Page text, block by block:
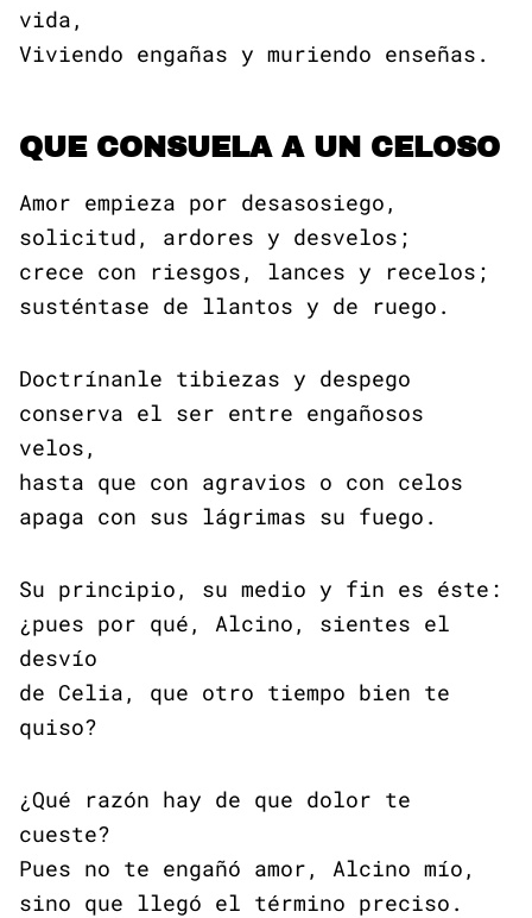
vida,
Viviendo engañas y muriendo enseñas.
QUE CONSUELA A UN CELOSO
Amor empieza por desasosiego,
solicitud, ardores y desvelos;
crece con riesgos, lances y recelos;
susténtase de llantos y de ruego.
Doctrínanle tibiezas y despego
conserva el ser entre engañosos
velos,
hasta que con agravios o con celos
apaga con sus lágrimas su fuego.
Su principio, su medio y fin es éste:
¿pues por qué, Alcino, sientes el
desvío
de Celia, que otro tiempo bien te
quiso?
¿Qué razón hay de que dolor te
cueste?
Pues no te engañó amor, Alcino mío,
sino que llegó el término preciso.